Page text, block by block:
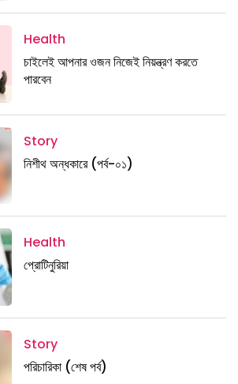
Health
চাইলেই আপনার ওজন নিজেই নিয়ন্ত্রণ করতে
পারবেন
Story
নিশীথ অন্ধকারে (পর্ব-০১)
Health
প্রোটিনুরিয়া
Story
পরিচারিকা (শেষ পর্ব)